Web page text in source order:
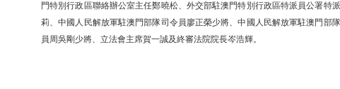
門特別行政區聯絡辦公室主任鄭曉松、外交部駐澳門特別行政區特派員公署特
莉、中國人民解放軍駐澳門部隊司令員廖正榮少將、中國人民解放軍駐澳門部
員周吳剛少將、立法會主席賀一誠及終審法院院長岑浩輝。